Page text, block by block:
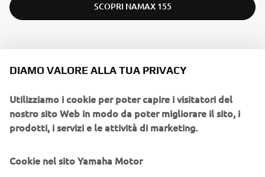
SCOPRI NAMAX 155
MI DISPIACE! QUESTO EVENTO È
Visitate il nostro sito web per vedere quando ci saranno i
prossimi eventi.
VAI AL CALENDARIO DEGLI EVENTI
DIAMO VALORE ALLA TUA PRIVACY
Utilizziamo i cookie per poter capire i visitatori del
nostro sito Web in modo da poter migliorare il sito, i
prodotti, i servizi e le attività di marketing.
Cookie nel sito Yamaha Motor